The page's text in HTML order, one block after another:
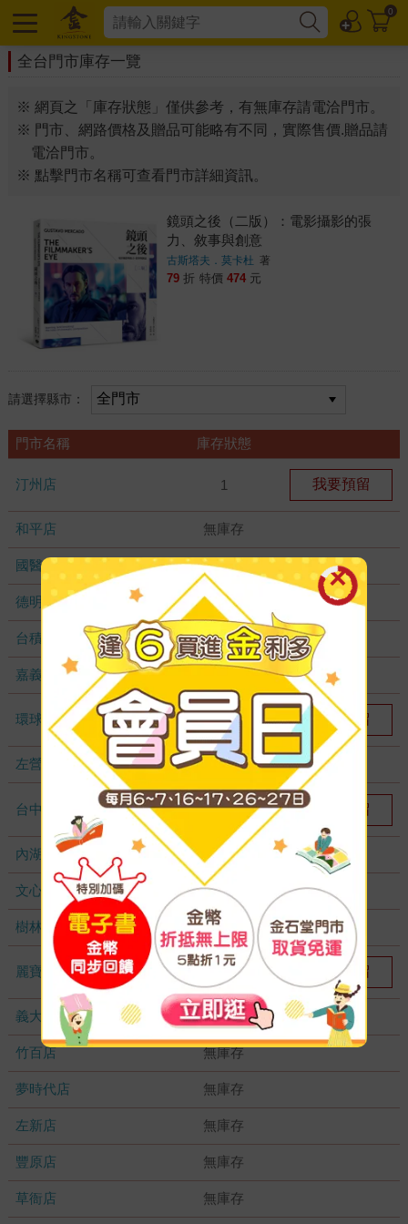
0
全台門市庫存一覽
※ 網頁之「庫存狀態」僅供參考，有無庫存請電洽門市。
※ 門市、網路價格及贈品可能略有不同，實際售價.贈品請
電洽門市。
※ 點擊門市名稱可查看門市詳細資訊。
鏡頭之後（二版）：電影攝影的張
力、敘事與創意
古斯塔夫．莫卡杜 著
79 折 特價 474 元
請選擇縣市：
門市名稱 庫存狀態
汀州店 1 我要預留
和平店 無庫存
國醫加盟店 無庫存
德明加盟店 無庫存
台積店 無庫存
嘉義耐斯店 無庫存
環球店 1 我要預留
左營店 無庫存
台中秀泰店 1 我要預留
內湖大潤發 無庫存
文心店 無庫存
樹林店 無庫存
麗寶店 我要預留
義大店 無庫存
竹百店 無庫存
夢時代店 無庫存
左新店 無庫存
豐原店 無庫存
草衙店 無庫存